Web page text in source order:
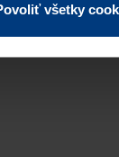
všetky